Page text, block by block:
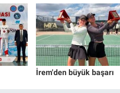
İrem'den büyük başarı